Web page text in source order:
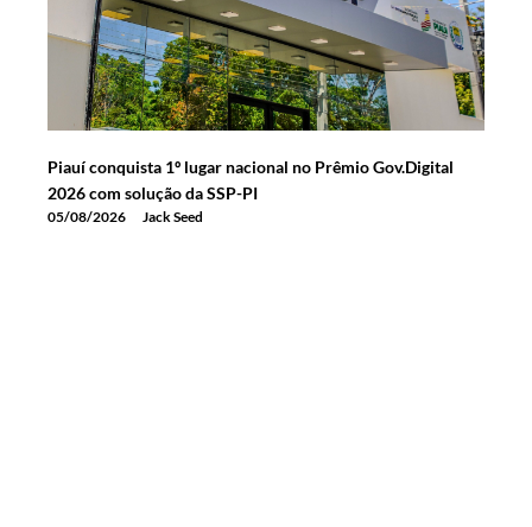
Piauí conquista 1º lugar nacional no Prêmio Gov.Digital
2026 com solução da SSP-PI
05/08/2026 Jack Seed